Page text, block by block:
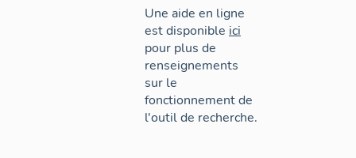
Une aide en ligne
est disponible ici
pour plus de
renseignements
sur le
fonctionnement de
l'outil de recherche.